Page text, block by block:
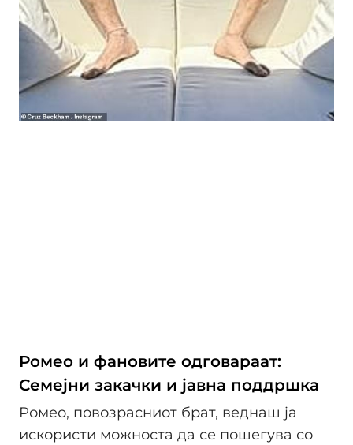
Ромео и фановите одговараат:
Семејни закачки и јавна поддршка
Ромео, повозрасниот брат, веднаш ја
искористи можноста да се пошегува со